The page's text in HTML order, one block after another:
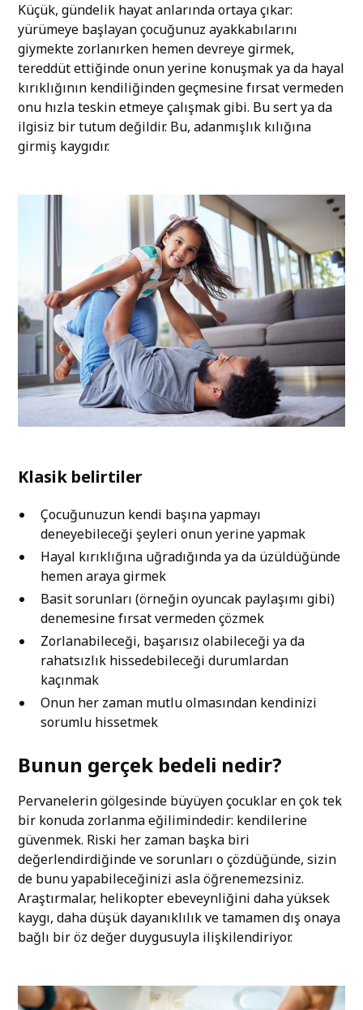
Küçük, gündelik hayat anlarında ortaya çıkar:
yürümeye başlayan çocuğunuz ayakkabılarını
giymekte zorlanırken hemen devreye girmek,
tereddüt ettiğinde onun yerine konuşmak ya da hayal
kırıklığının kendiliğinden geçmesine fırsat vermeden
onu hızla teskin etmeye çalışmak gibi. Bu sert ya da
ilgisiz bir tutum değildir. Bu, adanmışlık kılığına
girmiş kaygıdır.
Klasik belirtiler
Çocuğunuzun kendi başına yapmayı
deneyebileceği şeyleri onun yerine yapmak
Hayal kırıklığına uğradığında ya da üzüldüğünde
hemen araya girmek
Basit sorunları (örneğin oyuncak paylaşımı gibi)
denemesine fırsat vermeden çözmek
Zorlanabileceği, başarısız olabileceği ya da
rahatsızlık hissedebileceği durumlardan
kaçınmak
Onun her zaman mutlu olmasından kendinizi
sorumlu hissetmek
Bunun gerçek bedeli nedir?
Pervanelerin gölgesinde büyüyen çocuklar en çok tek
bir konuda zorlanma eğilimindedir: kendilerine
güvenmek. Riski her zaman başka biri
değerlendirdiğinde ve sorunları o çözdüğünde, sizin
de bunu yapabileceğinizi asla öğrenemezsiniz.
Araştırmalar, helikopter ebeveynliğini daha yüksek
kaygı, daha düşük dayanıklılık ve tamamen dış onaya
bağlı bir öz değer duygusuyla ilişkilendiriyor.